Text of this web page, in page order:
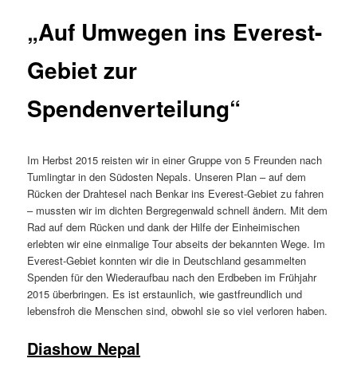
„Auf Umwegen ins Everest-
Gebiet zur
Spendenverteilung“
Im Herbst 2015 reisten wir in einer Gruppe von 5 Freunden nach
Tumlingtar in den Südosten Nepals. Unseren Plan – auf dem
Rücken der Drahtesel nach Benkar ins Everest-Gebiet zu fahren
– mussten wir im dichten Bergregenwald schnell ändern. Mit dem
Rad auf dem Rücken und dank der Hilfe der Einheimischen
erlebten wir eine einmalige Tour abseits der bekannten Wege. Im
Everest-Gebiet konnten wir die in Deutschland gesammelten
Spenden für den Wiederaufbau nach den Erdbeben im Frühjahr
2015 überbringen. Es ist erstaunlich, wie gastfreundlich und
lebensfroh die Menschen sind, obwohl sie so viel verloren haben.
Diashow Nepal